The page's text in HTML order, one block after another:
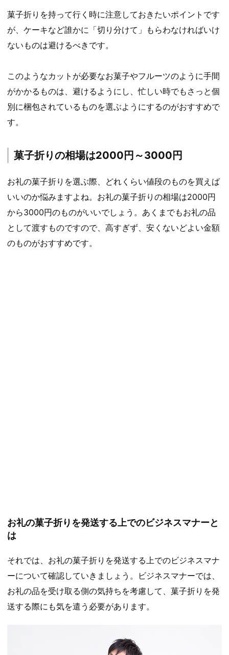
菓子折りを持って行く時に注意しておきたいポイントです
が、ケーキなど誰かに「切り分けて」もらわなければいけ
ないものは避けるべきです。
このようなカットが必要なお菓子やフルーツのように手間
がかかるものは、避けるようにし、忙しい時でもさっと個
別に梱包されているものを選ぶようにするのがおすすめで
す。
菓子折りの相場は2000円～3000円
お礼の菓子折りを選ぶ際、どれくらい値段のものを買えば
いいのか悩みますよね。お礼の菓子折りの相場は2000円
から3000円のものがいいでしょう。あくまでもお礼の品
として渡すものですので、高すぎず、安くないどよい金額
のものがおすすめです。
お礼の菓子折りを発送する上でのビジネスマナーと
は
それでは、お礼の菓子折りを発送する上でのビジネスマナ
ーについて確認していきましょう。ビジネスマナーでは、
お礼の品を受け取る側の気持ちを考慮して、菓子折りを発
送する際にも気を遣う必要があります。